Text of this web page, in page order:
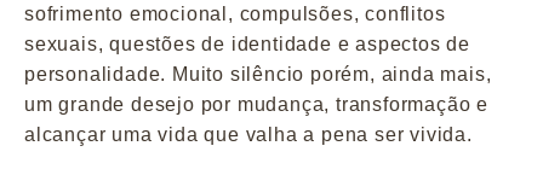
sofrimento emocional, compulsões, conflitos
sexuais, questões de identidade e aspectos de
personalidade. Muito silêncio porém, ainda mais,
um grande desejo por mudança, transformação e
alcançar uma vida que valha a pena ser vivida.